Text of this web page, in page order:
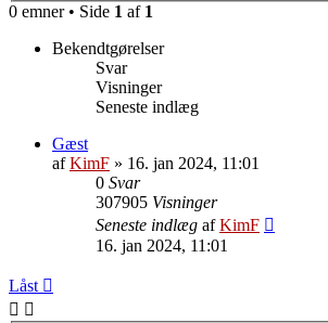
0 emner • Side 1 af 1
Bekendtgørelser
Svar
Visninger
Seneste indlæg
Gæst
afKimF » 16. jan 2024, 11:01
0 Svar
307905 Visninger
Seneste indlæg afKimF
16. jan 2024, 11:01
Låst